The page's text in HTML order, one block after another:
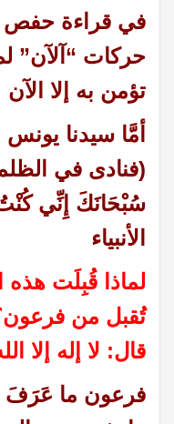
في قراءة
حركات “ آلآن”
تؤمن به إلا الآن
أمَّا سيدنا يونس
(فنادى في
الأنبياء
لماذا قُبِلَت
تُقبل من
قال: لا إله إلا
فرعون ما عَرَفَ